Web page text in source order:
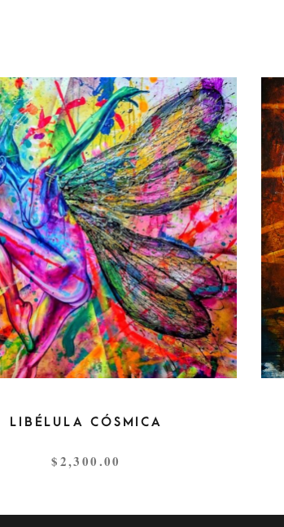
LIBÉLULA CÓSMICA
$2,300.00